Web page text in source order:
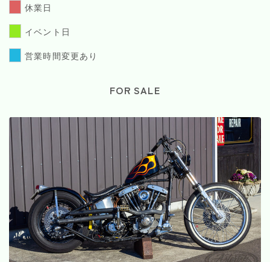
休業日
イベント日
営業時間変更あり
FOR SALE